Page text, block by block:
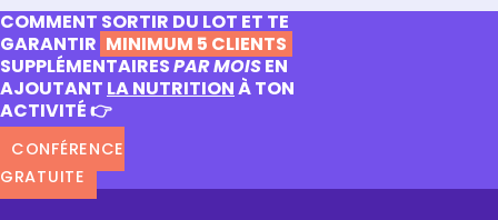
COMMENT SORTIR DU LOT ET TE
GARANTIR MINIMUM 5 CLIENTS
SUPPLÉMENTAIRESPAR MOISEN
AJOUTANT LA NUTRITIONÀ TON
ACTIVITÉ 👉
CONFÉRENCE
GRATUITE